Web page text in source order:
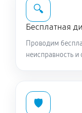
🔍
Бесплатная
Проводим
неисправность
🛡️